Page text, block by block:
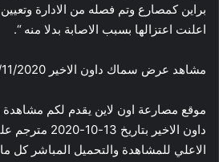
براين كمصارع وتم فصله من الادارة
اعلنت اعتزالها بسبب الاصابة بدلا منه “.
مشاهد عرض سماك داون الاخير 13/11/2020 اون لاين
موقع مصارعة اون لاين يقدم لكم
داون الاخير
الاعلي للمشاهدة والتحميل المباشر كل